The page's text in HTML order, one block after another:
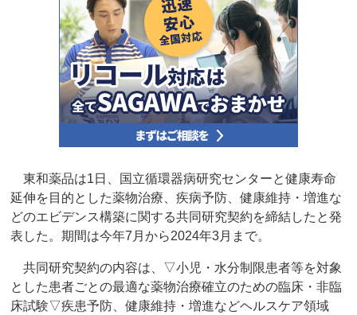
東和薬品は1日、国立循環器病研究センターと健康寿命
延伸を目的とした薬物治療、疾病予防、健康維持・増進な
どのエビデンス構築に関する共同研究契約を締結したと発
表した。期間は今年7月から2024年3月まで。
共同研究契約の内容は、▽小児・水分制限患者等を対象
とした患者ごとの最適な薬物治療確立のための臨床・非臨
床試験▽疾患予防、健康維持・増進などヘルスケア領域